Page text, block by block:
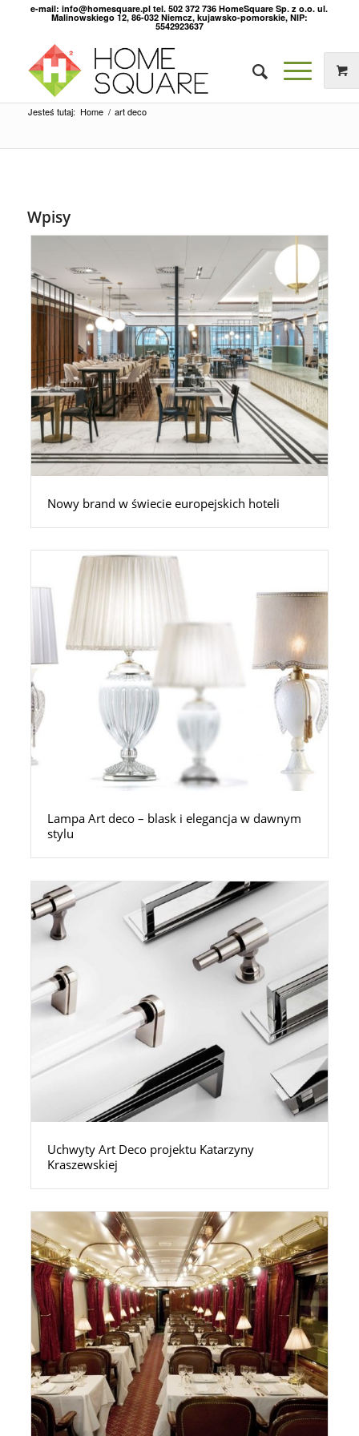
e-mail: info@homesquare.pl tel. 502 372 736 HomeSquare Sp. z o.o. ul.
Malinowskiego 12, 86-032 Niemcz, kujawsko-pomorskie, NIP:
5542923637
Jesteś tutaj: Home / art deco
Wpisy
Nowy brand w świecie europejskich hoteli
Lampa Art deco – blask i elegancja w dawnym
stylu
Uchwyty Art Deco projektu Katarzyny
Kraszewskiej